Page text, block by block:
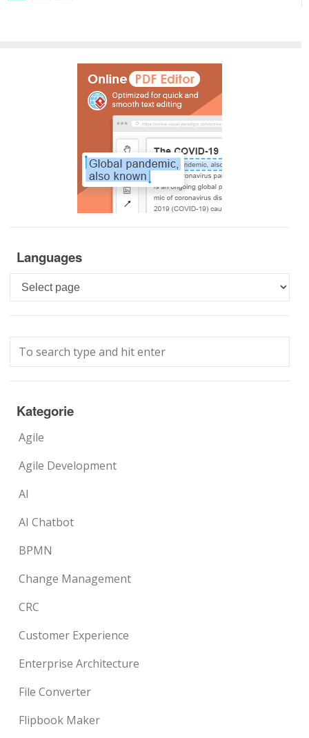
Languages
Languages
Kategorie
Agile
Agile Development
AI
AI Chatbot
BPMN
Change Management
CRC
Customer Experience
Enterprise Architecture
File Converter
Flipbook Maker